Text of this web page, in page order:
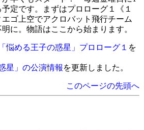
定です。まずはプロローグ１《１
ゴ上空でアクロバット飛行チーム
に。物語はここから始まります。
悩める王子の惑星」プロローグ１ を
星」の公演情報 を更新しました。
このページの先頭へ